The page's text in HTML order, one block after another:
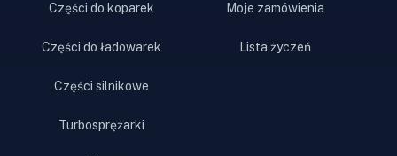
Części do koparek
Części do ładowarek
Części silnikowe
Turbosprężarki
Moje zamówienia
Lista życzeń